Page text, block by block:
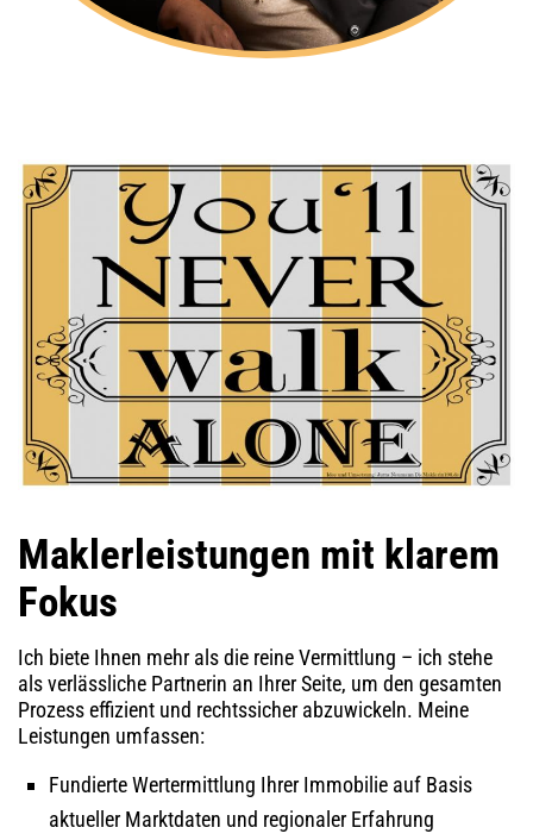
Maklerleistungen mit klarem
Fokus
Ich biete Ihnen mehr als die reine Vermittlung – ich stehe
als verlässliche Partnerin an Ihrer Seite, um den gesamten
Prozess effizient und rechtssicher abzuwickeln. Meine
Leistungen umfassen:
Fundierte Wertermittlung Ihrer Immobilie auf Basis
aktueller Marktdaten und regionaler Erfahrung